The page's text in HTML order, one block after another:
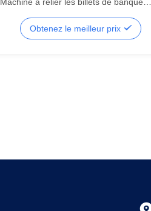
automatique Machine à relier les billets
de banqueObtenez le meilleur prix